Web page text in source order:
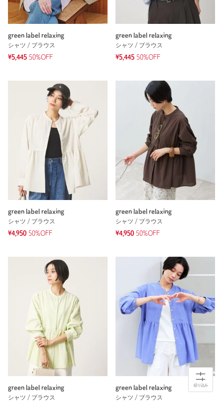
green label relaxing
シャツ / ブラウス
¥5,445 50%OFF
green label relaxing
シャツ / ブラウス
¥5,445 50%OFF
green label relaxing
シャツ / ブラウス
¥4,950 50%OFF
green label relaxing
シャツ / ブラウス
¥4,950 50%OFF
green label relaxing
シャツ / ブラウス
green label relaxing
シャツ / ブラウス
絞り込み